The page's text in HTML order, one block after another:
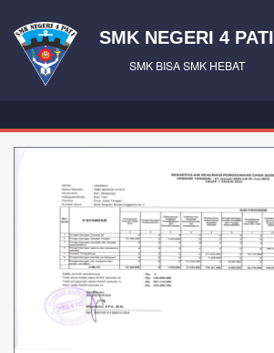
SMK NEGERI 4 PATI
SMK BISA SMK HEBAT